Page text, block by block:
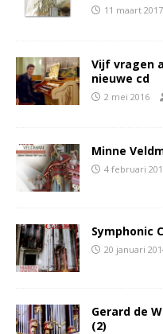
11 maart 2017
Vijf vragen
nieuwe cd
2 mei 2016
Minne
4 februari
Symphonic
20 januari
Gerard de
(2)